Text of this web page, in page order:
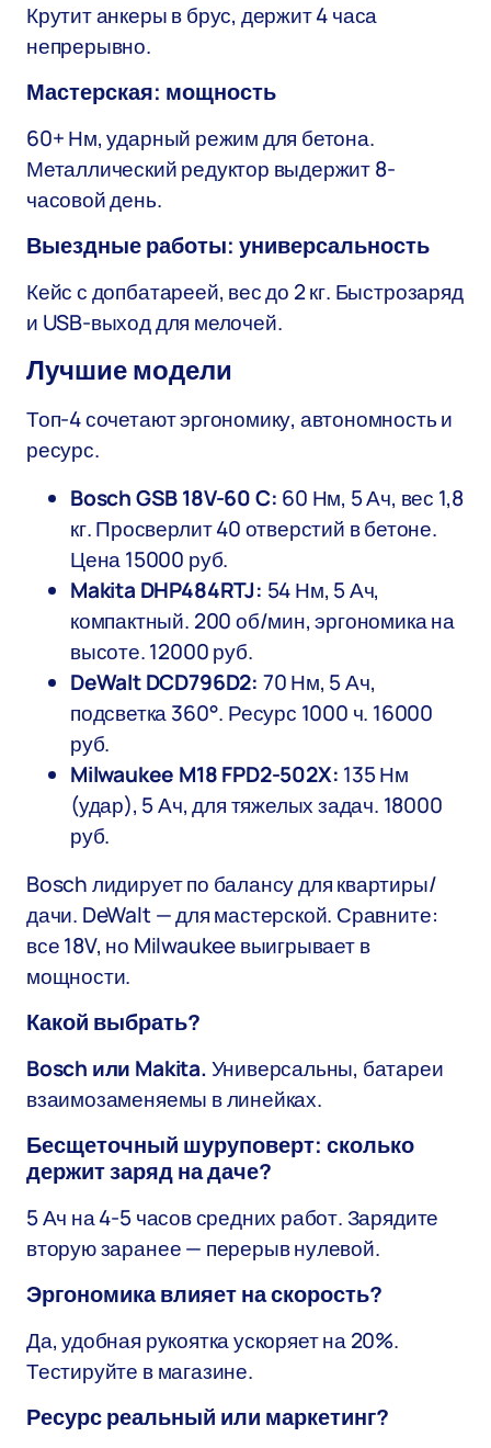
Крутит анкеры в брус, держит 4 часа
непрерывно.
Мастерская: мощность
60+ Нм, ударный режим для бетона.
Металлический редуктор выдержит 8-
часовой день.
Выездные работы: универсальность
Кейс с допбатареей, вес до 2 кг. Быстрозаряд
и USB-выход для мелочей.
Лучшие модели
Топ-4 сочетают эргономику, автономность и
ресурс.
Bosch GSB 18V-60 C: 60 Нм, 5 Ач, вес 1,8
кг. Просверлит 40 отверстий в бетоне.
Цена 15000 руб.
Makita DHP484RTJ: 54 Нм, 5 Ач,
компактный. 200 об/мин, эргономика на
высоте. 12000 руб.
DeWalt DCD796D2: 70 Нм, 5 Ач,
подсветка 360°. Ресурс 1000 ч. 16000
руб.
Milwaukee M18 FPD2-502X: 135 Нм
(удар), 5 Ач, для тяжелых задач. 18000
руб.
Bosch лидирует по балансу для квартиры/
дачи. DeWalt — для мастерской. Сравните:
все 18V, но Milwaukee выигрывает в
мощности.
Какой выбрать?
Bosch или Makita.Универсальны, батареи
взаимозаменяемы в линейках.
Бесщеточный шуруповерт: сколько
держит заряд на даче?
5 Ач на 4-5 часов средних работ. Зарядите
вторую заранее — перерыв нулевой.
Эргономика влияет на скорость?
Да, удобная рукоятка ускоряет на 20%.
Тестируйте в магазине.
Ресурс реальный или маркетинг?